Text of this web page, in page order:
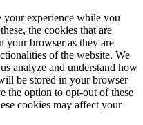
your experience while you
the cookies that are
your browser as they are
of the website. We
analyze and understand how
be stored in your browser
the option to opt-out of these
cookies may affect your